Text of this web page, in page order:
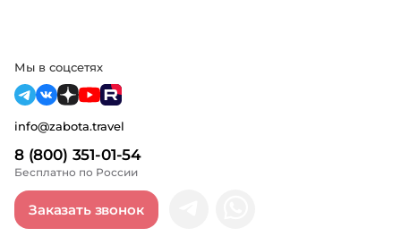
8 (800) 351-01-54
Бесплатно по России
info@zabota.travel
Заказать звонок
Мы в соцсетях